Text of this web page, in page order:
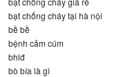
bạt chống cháy tại hà nội
bề bề
bệnh cảm cúm
bhlđ
bò bía là gì